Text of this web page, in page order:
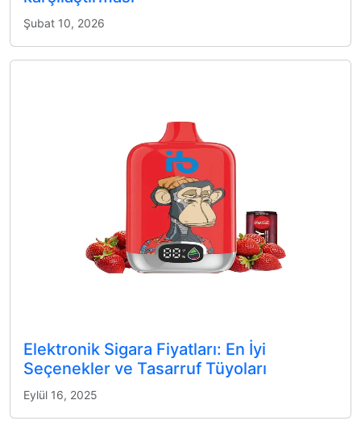
Şubat 10, 2026
Elektronik Sigara Fiyatları: En İyi
Seçenekler ve Tasarruf Tüyoları
Eylül 16, 2025